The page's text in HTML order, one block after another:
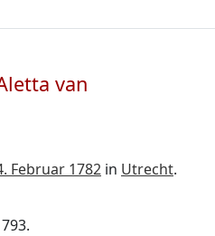
van
Februar 1782 in Utrecht.
.